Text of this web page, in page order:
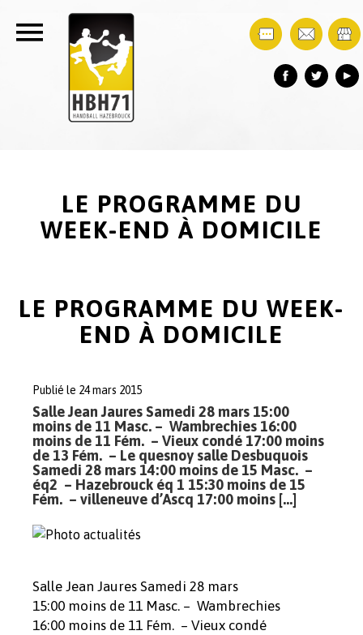
LE PROGRAMME DU
WEEK-END À DOMICILE
LE PROGRAMME DU WEEK-
END À DOMICILE
Publié le 24 mars 2015
Salle Jean Jaures Samedi 28 mars 15:00
moins de 11 Masc. – Wambrechies 16:00
moins de 11 Fém. – Vieux condé 17:00 moins
de 13 Fém. – Le quesnoy salle Desbuquois
Samedi 28 mars 14:00 moins de 15 Masc. –
éq2 – Hazebrouck éq 1 15:30 moins de 15
Fém. – villeneuve d’Ascq 17:00 moins […]
Salle Jean Jaures Samedi 28 mars
15:00 moins de 11 Masc. – Wambrechies
16:00 moins de 11 Fém. – Vieux condé